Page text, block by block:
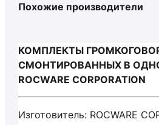
Похожие производители
КОМПЛЕКТЫ
СМОНТИРОВАННЫХ В
ROCWARE CORPORATION
Изготовитель: ROCWARE